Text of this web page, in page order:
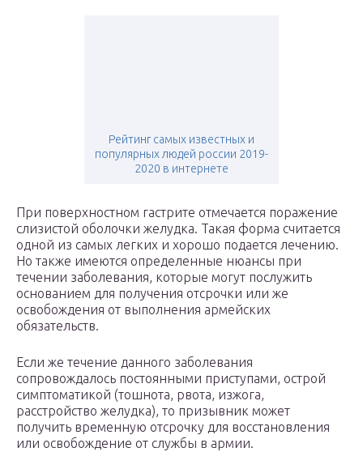
Рейтинг самых известных и
популярных людей россии 2019-
2020 в интернете
При поверхностном гастрите отмечается поражение
слизистой оболочки желудка. Такая форма считается
одной из самых легких и хорошо подается лечению.
Но также имеются определенные нюансы при
течении заболевания, которые могут послужить
основанием для получения отсрочки или же
освобождения от выполнения армейских
обязательств.
Если же течение данного заболевания
сопровождалось постоянными приступами, острой
симптоматикой (тошнота, рвота, изжога,
расстройство желудка), то призывник может
получить временную отсрочку для восстановления
или освобождение от службы в армии.